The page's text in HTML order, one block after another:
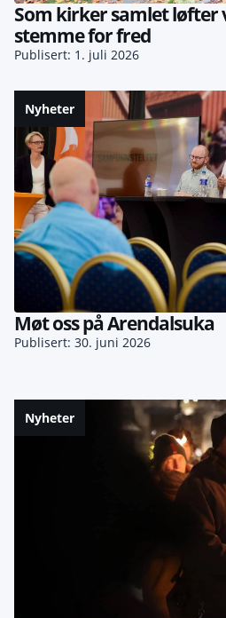
Som kirker samlet løfter
stemme for fred
Publisert: 1. juli 2026
Nyheter
Møt oss på Arendalsuka
Publisert: 30. juni 2026
Nyheter